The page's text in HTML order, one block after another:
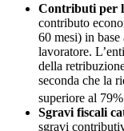
Contributi per
contributo
60 mesi) in
lavoratore.
della
seconda che la
superiore al
Sgravi fiscali
sgravi